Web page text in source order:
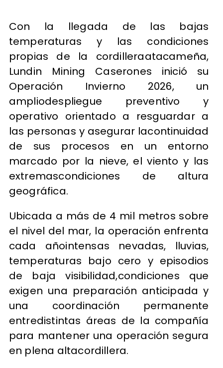
Con la llegada de las bajas
temperaturas y las condiciones
propias de la cordilleraatacameña,
Lundin Mining Caserones inició su
Operación Invierno 2026, un
ampliodespliegue preventivo y
operativo orientado a resguardar a
las personas y asegurar lacontinuidad
de sus procesos en un entorno
marcado por la nieve, el viento y las
extremascondiciones de altura
geográfica.
Ubicada a más de 4 mil metros sobre
el nivel del mar, la operación enfrenta
cada añointensas nevadas, lluvias,
temperaturas bajo cero y episodios
de baja visibilidad,condiciones que
exigen una preparación anticipada y
una coordinación permanente
entredistintas áreas de la compañía
para mantener una operación segura
en plena altacordillera.